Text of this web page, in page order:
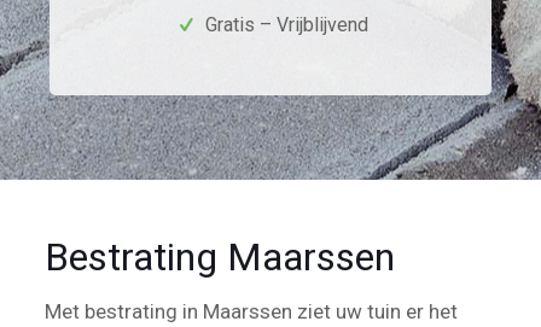
Gratis – Vrijblijvend
Bestrating Maarssen
Met bestrating in Maarssen ziet uw tuin er het